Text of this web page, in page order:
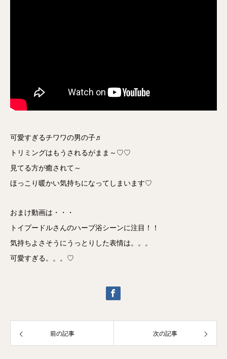
可愛すぎるチワワの男の子♬
トリミングはもうされるがまま～♡♡
見てる方が癒されて～
ほっこり暖かい気持ちになってしまいます♡
おまけ動画は・・・
トイプードルさんのハーブ浴シーンに注目！！
気持ちよさそうにうっとりした表情は。。。
可愛すぎる。。。♡
前の記事 次の記事